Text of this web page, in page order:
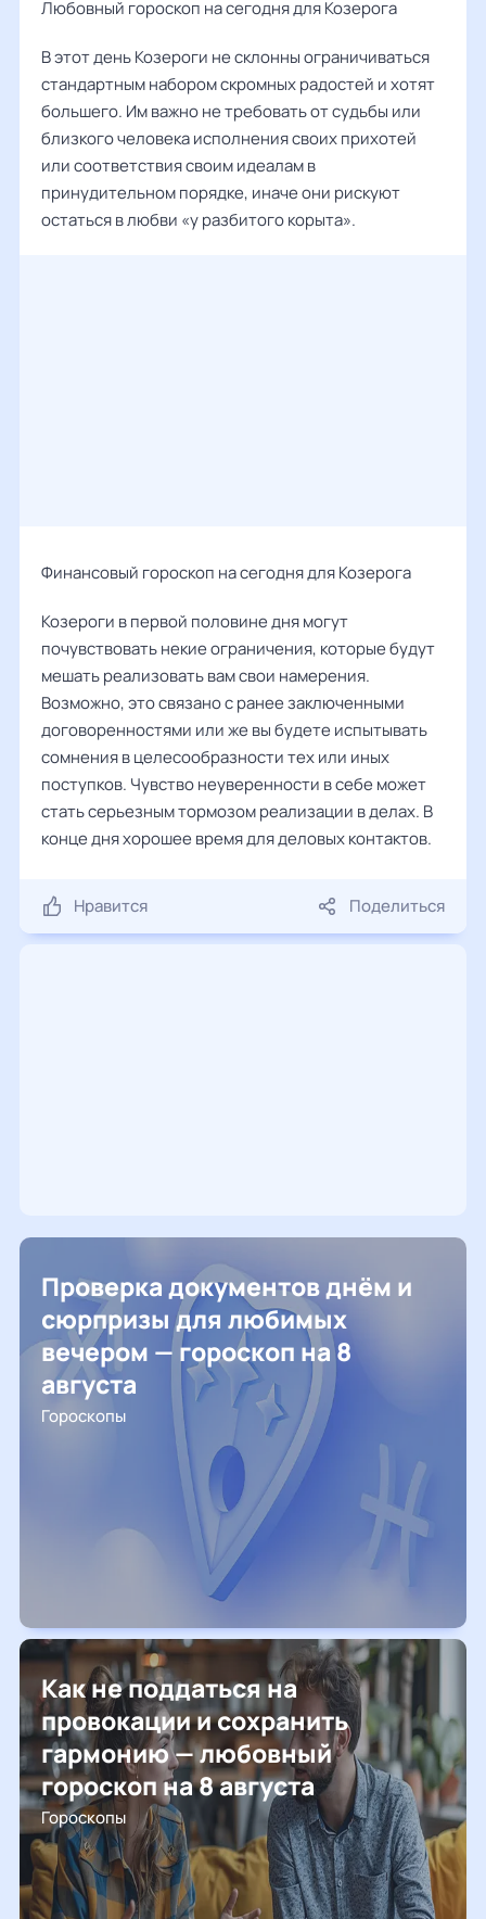
Любовный гороскоп на сегодня для Козерога
В этот день Козероги не склонны ограничиваться
стандартным набором скромных радостей и хотят
большего. Им важно не требовать от судьбы или
близкого человека исполнения своих прихотей
или соответствия своим идеалам в
принудительном порядке, иначе они рискуют
остаться в любви «у разбитого корыта».
Финансовый гороскоп на сегодня для Козерога
Козероги в первой половине дня могут
почувствовать некие ограничения, которые будут
мешать реализовать вам свои намерения.
Возможно, это связано с ранее заключенными
договоренностями или же вы будете испытывать
сомнения в целесообразности тех или иных
поступков. Чувство неуверенности в себе может
стать серьезным тормозом реализации в делах. В
конце дня хорошее время для деловых контактов.
Нравится Поделиться
Проверка документов днём и
сюрпризы для любимых
вечером — гороскоп на 8
августа
Гороскопы
Как не поддаться на
провокации и сохранить
гармонию — любовный
гороскоп на 8 августа
Гороскопы